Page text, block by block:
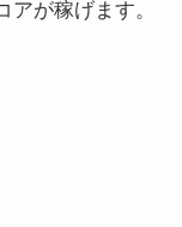
が稼げます。